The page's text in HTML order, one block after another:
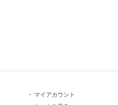
マイアカウント